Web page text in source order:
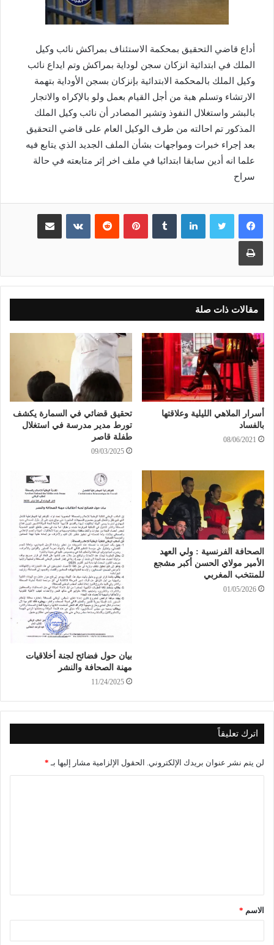
أداع قاضي التحقيق بمحكمة الاستئناف بمراكش نائب وكيل
الملك في ابتدائية انزكان سجن لوداية بمراكش وتم ايداع نائب
وكيل الملك بالمحكمة الابتدائية بإنزكان بسجن الأوداية بتهمة
الارتشاء وتسلم هبة من أجل القيام بعمل ولو بالإكراه والاتجار
بالبشر واستغلال النفوذ وتشير المصادر أن نائب وكيل الملك
المذكور تم احالته من طرف الوكيل العام على قاضي التحقيق
بعد إجراء خبرات ومواجهات بشأن الملف الجديد الذي يتابع فيه
علما انه أدين سابقا ابتدائيا في ملف اخر إثر متابعته في حالة
سراح
لينكدإن بينتيريست مشاركة عبر البريد
طباعة
مقالات ذات صلة
أسرار الملاهي الليلية وعلاقتها
بالفساد
08/06/2021
تحقيق قضائي في السمارة يكشف
تورط مدير مدرسة في استغلال
طفلة قاصر
09/03/2025
الصحافة الفرنسية : ولي العهد
الأمير مولاي الحسن أكبر مشجع
للمنتخب المغربي
01/05/2026
بيان حول فضائح لجنة أخلاقيات
مهنة الصحافة والنشر
11/24/2025
اترك تعليقاً
لن يتم نشر عنوان بريدك الإلكتروني. الحقول الإلزامية مشار إليها بـ *
الاسم *